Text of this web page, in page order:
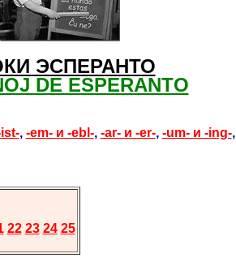
ЭСПЕРАНТО
DE ESPERANTO
, -em- и -ebl-, -ar- и -er-, -um- и -ing-,
22 23 24 25